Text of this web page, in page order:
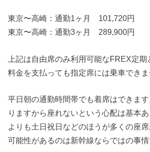
東京〜高崎：通勤1ヶ月 101,720円
東京〜高崎：通勤3ヶ月 289,900円
上記は自由席のみ利用可能なFREX定
料金を支払っても指定席には乗車できま
平日朝の通勤時間帯でも着席はできま
りますから座れないという心配は基本
よりも土日祝日などのほうが多くの座
可能性があるのは新幹線ならではの事情